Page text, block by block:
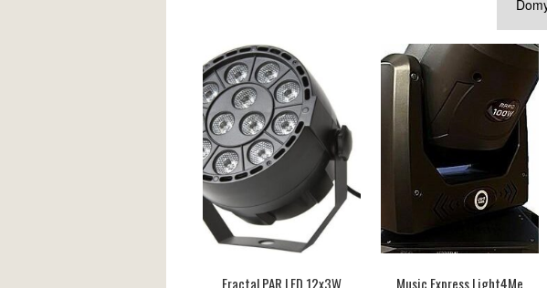
Fractal PAR LED 12x3W
Music Express Light4Me